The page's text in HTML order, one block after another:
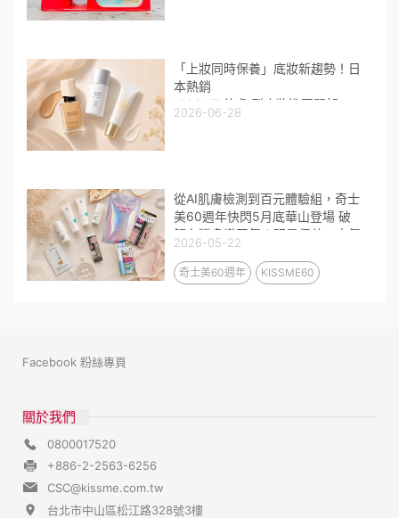
「上妝同時保養」底妝新趨勢！日
本熱銷
KISSME 養膚 型底妝進軍開架
輕盈高遮粉底搭配妝前乳 打造全
2026-06-28
從AI肌膚檢測到百元體驗組，奇士
美60週年快閃5月底華山登場 破
解台灣多變天氣！明星保養、人氣
眼妝不到300元限量開搶！
2026-05-22
奇士美60週年 KISSME60
關於我們
0800017520
+886-2-2563-6256
CSC@kissme.com.tw
台北市中山區松江路328號3樓
Facebook 粉絲專頁